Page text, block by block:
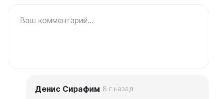
Ваш комментарий...
Денис Сирафим 8 г назад